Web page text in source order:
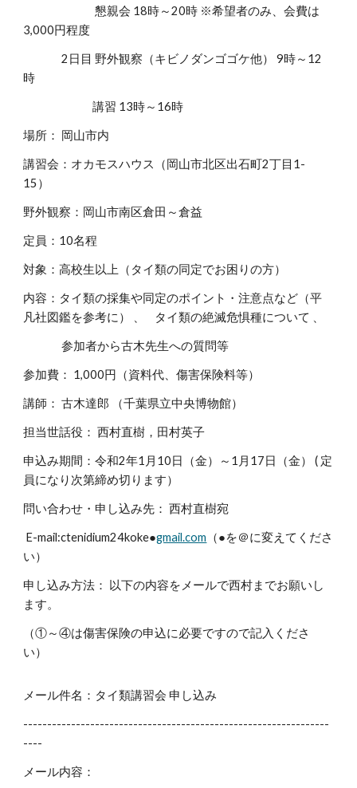
懇親会 18時～20時 ※希望者のみ、会費は
3,000円程度
2日目 野外観察（キビノダンゴゴケ他） 9時～12
時
講習 13時～16時
場所： 岡山市内
講習会：オカモスハウス（岡山市北区出石町2丁目1-
15）
野外観察：岡山市南区倉田～倉益
定員：10名程
対象：高校生以上（タイ類の同定でお困りの方）
内容：タイ類の採集や同定のポイント・注意点など（平
凡社図鑑を参考に） 、 タイ類の絶滅危惧種について 、
参加者から古木先生への質問等
参加費： 1,000円（資料代、傷害保険料等）
講師： 古木達郎 （千葉県立中央博物館）
担当世話役： 西村直樹，田村英子
申込み期間：令和2年1月10日（金）～1月17日（金） ( 定
員になり次第締め切ります）
問い合わせ・申し込み先： 西村直樹宛
E-mail:ctenidium24koke●gmail.com （●を＠に変えてくださ
い）
申し込み方法： 以下の内容をメールで西村までお願いし
ます。
（①～④は傷害保険の申込に必要ですので記入くださ
い）
メール件名：タイ類講習会 申し込み
----------------------------------------------------------------
----
メール内容：